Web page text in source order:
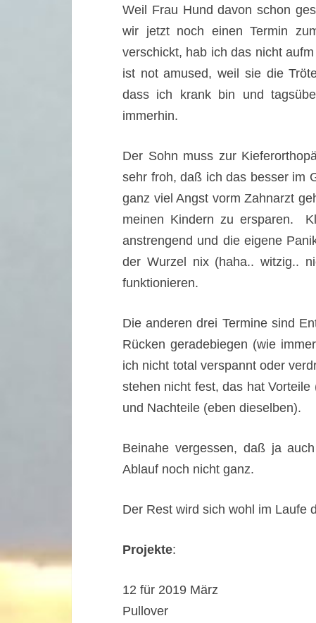
Weil Frau Hund davon schon
wir jetzt noch einen Termin
verschickt, hab ich das nicht
ist not amused, weil sie die
dass ich krank bin und
immerhin.
Der Sohn muss zur
sehr froh, daß ich das besser im
ganz viel Angst vorm Zahnarzt
meinen Kindern zu ersparen.
anstrengend und die eigene
der Wurzel nix (haha.. witzig..
funktionieren.
Die anderen drei Termine sind
Rücken geradebiegen (wie
ich nicht total verspannt oder
stehen nicht fest, das hat
und Nachteile (eben dieselben).
Beinahe vergessen, daß ja
Ablauf noch nicht ganz.
Der Rest wird sich wohl im Laufe
Projekte:
12 für 2019 März
Pullover